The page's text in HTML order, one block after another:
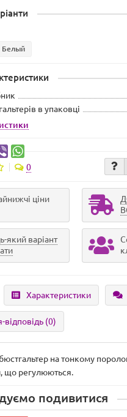
Белый
в упаковці
0
ціни
який варіант
Характеристики
відповідь (0)
на тонкому
що регулюються.
подивитися